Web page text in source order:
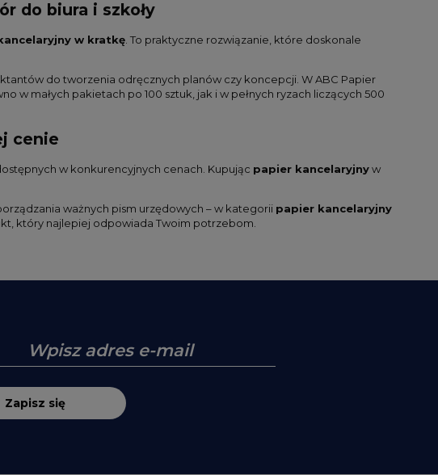
do biura i szkoły
w kratkę. To praktyczne rozwiązanie, które doskonale
do tworzenia odręcznych planów czy koncepcji. W ABC Papier
w małych pakietach po 100 sztuk, jak i w pełnych ryzach liczących 500
cenie
w konkurencyjnych cenach. Kupując papier kancelaryjnyw
ważnych pism urzędowych – w kategorii papier kancelaryjny
który najlepiej odpowiada Twoim potrzebom.
Zapisz się